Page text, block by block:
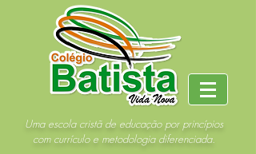
Uma escola cristã de educação por princípios
com currículo e metodologia diferenciada.